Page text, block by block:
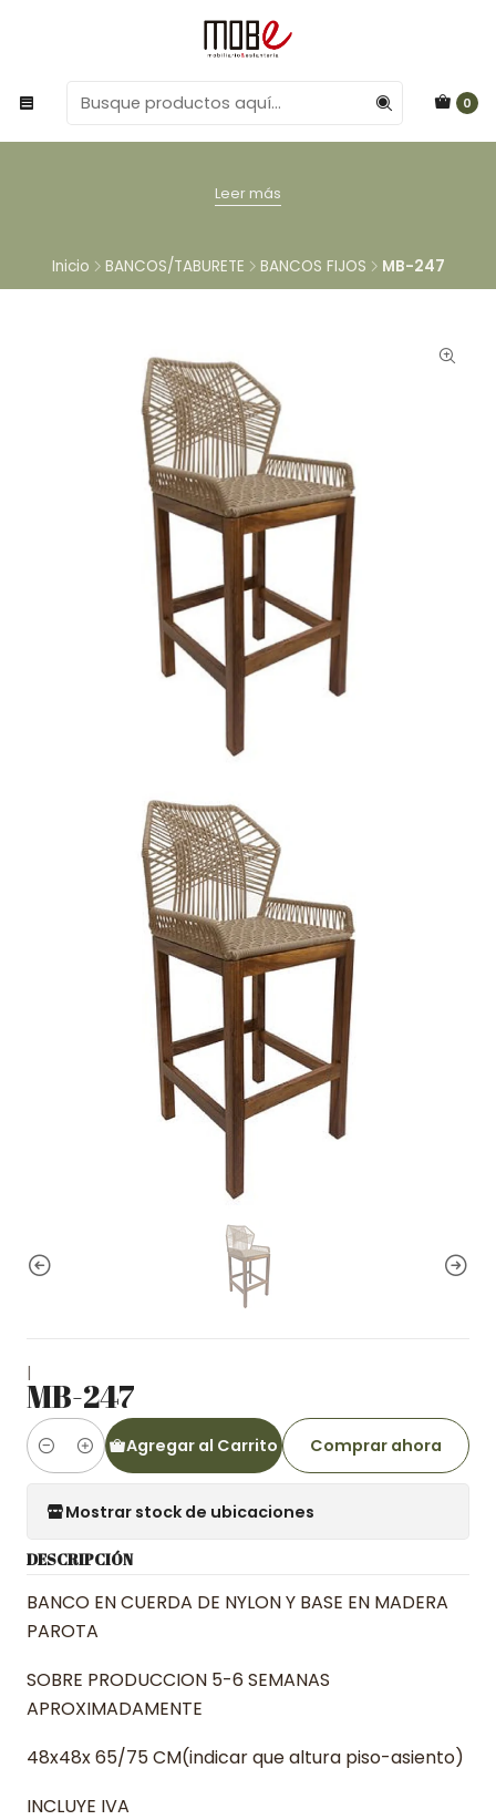
0
Leer más
Inicio BANCOS/TABURETE BANCOS FIJOS MB-247
|
MB-247
Cantidad
Agregar al Carrito Comprar ahora
Mostrar stock de ubicaciones
DESCRIPCIÓN
BANCO EN CUERDA DE NYLON Y BASE EN MADERA
PAROTA
SOBRE PRODUCCION 5-6 SEMANAS
APROXIMADAMENTE
48x48x 65/75 CM(indicar que altura piso-asiento)
INCLUYE IVA